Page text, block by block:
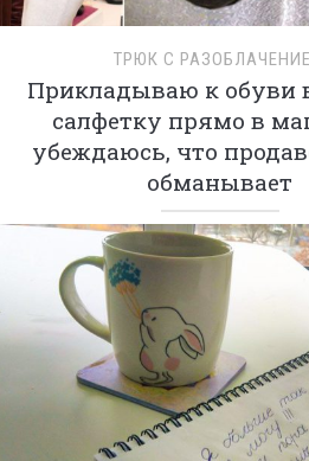
ТРЮК С
Прикладываю к обуви
салфетку прямо в
убеждаюсь, что
обманывает